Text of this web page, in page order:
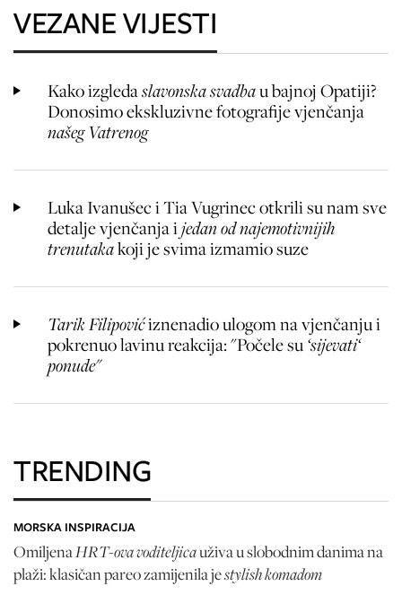
VEZANE VIJESTI
Kako izgledaslavonska svadbau bajnoj Opatiji?
Donosimo ekskluzivne fotografije vjenčanja
našeg Vatrenog
Luka Ivanušec i Tia Vugrinec otkrili su nam sve
detalje vjenčanja ijedan od najemotivnijih
trenutakakoji je svima izmamio suze
Tarik Filipovićiznenadio ulogom na vjenčanju i
pokrenuo lavinu reakcija: "Počele su‘sijevati‘
ponude"
TRENDING
MORSKA INSPIRACIJA
OmiljenaHRT-ova voditeljicauživa u slobodnim danima na
plaži: klasičan pareo zamijenila jestylish komadom